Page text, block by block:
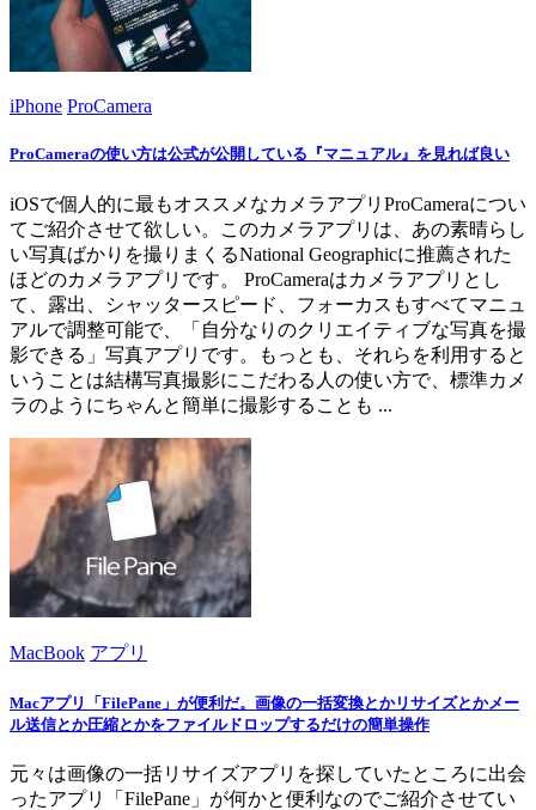
iPhone ProCamera
ProCameraの使い方は公式が公開している『マニュアル』を見れば良い
iOSで個人的に最もオススメなカメラアプリProCameraについ
てご紹介させて欲しい。このカメラアプリは、あの素晴らし
い写真ばかりを撮りまくるNational Geographicに推薦された
ほどのカメラアプリです。 ProCameraはカメラアプリとし
て、露出、シャッタースピード、フォーカスもすべてマニュ
アルで調整可能で、「自分なりのクリエイティブな写真を撮
影できる」写真アプリです。もっとも、それらを利用すると
いうことは結構写真撮影にこだわる人の使い方で、標準カメ
ラのようにちゃんと簡単に撮影することも ...
MacBook アプリ
Macアプリ「FilePane」が便利だ。画像の一括変換とかリサイズとかメー
ル送信とか圧縮とかをファイルドロップするだけの簡単操作
元々は画像の一括リサイズアプリを探していたところに出会
ったアプリ「FilePane」が何かと便利なのでご紹介させてい